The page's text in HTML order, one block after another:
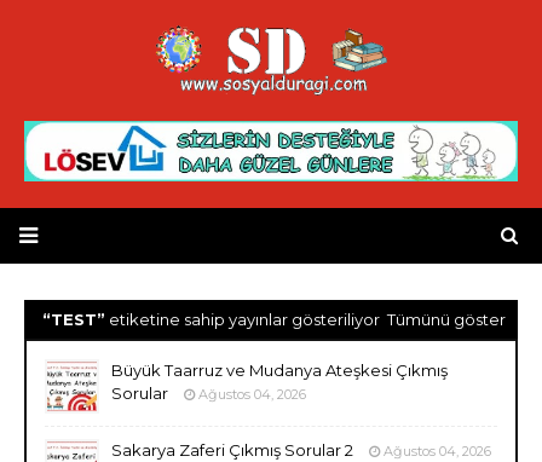
TEST etiketine sahip yayınlar gösteriliyor Tümünü göster
Büyük Taarruz ve Mudanya Ateşkesi Çıkmış
Sorular
Ağustos 04, 2026
Sakarya Zaferi Çıkmış Sorular 2 Ağustos 04, 2026